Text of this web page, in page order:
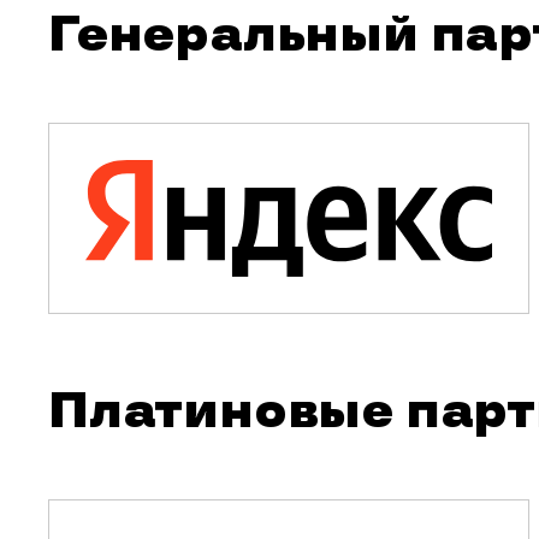
Генеральный
Платиновые